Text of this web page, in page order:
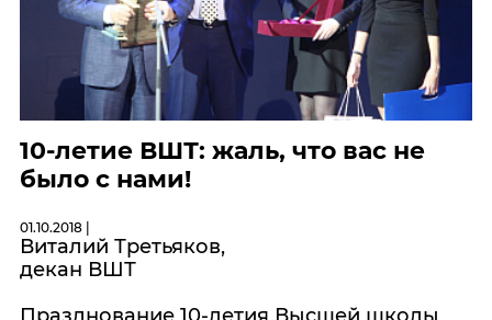
10-летие ВШТ: жаль, что вас не
было с нами!
01.10.2018 |
Виталий Третьяков,
декан ВШТ